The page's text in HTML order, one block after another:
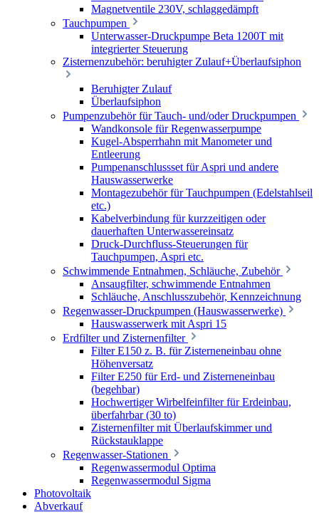
Magnetventile 230V, schlaggedämpft
Tauchpumpen
Unterwasser-Druckpumpe Beta 1200T mit
integrierter Steuerung
Zisternenzubehör: beruhigter Zulauf+Überlaufsiphon
Beruhigter Zulauf
Überlaufsiphon
Pumpenzubehör für Tauch- und/oder Druckpumpen
Wandkonsole für Regenwasserpumpe
Kugel-Absperrhahn mit Manometer und
Entleerung
Pumpenanschlussset für Aspri und andere
Hauswasserwerke
Montagezubehör für Tauchpumpen (Edelstahlseil
etc.)
Kabelverbindung für kurzzeitigen oder
dauerhaften Unterwassereinsatz
Druck-Durchfluss-Steuerungen für
Tauchpumpen, Aspri etc.
Schwimmende Entnahmen, Schläuche, Zubehör
Ansaugfilter, schwimmende Entnahmen
Schläuche, Anschlusszubehör, Kennzeichnung
Regenwasser-Druckpumpen (Hauswasserwerke)
Hauswasserwerk mit Aspri 15
Erdfilter und Zisternenfilter
Filter E150 z. B. für Zisterneneinbau ohne
Höhenversatz
Filter E250 für Erd- und Zisterneneinbau
(begehbar)
Hochwertiger Wirbelfeinfilter für Erdeinbau,
überfahrbar (30 to)
Zisternenfilter mit Überlaufskimmer und
Rückstauklappe
Regenwasser-Stationen
Regenwassermodul Optima
Regenwassermodul Sigma
Photovoltaik
Abverkauf